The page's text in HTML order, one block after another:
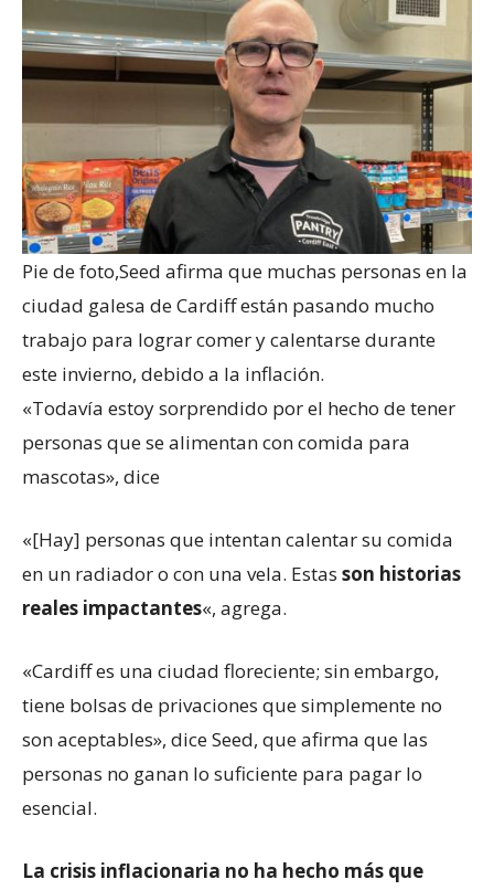
Pie de foto,Seed afirma que muchas personas en la
ciudad galesa de Cardiff están pasando mucho
trabajo para lograr comer y calentarse durante
este invierno, debido a la inflación.
«Todavía estoy sorprendido por el hecho de tener
personas que se alimentan con comida para
mascotas», dice
«[Hay] personas que intentan calentar su comida
en un radiador o con una vela. Estas son historias
reales impactantes«, agrega.
«Cardiff es una ciudad floreciente; sin embargo,
tiene bolsas de privaciones que simplemente no
son aceptables», dice Seed, que afirma que las
personas no ganan lo suficiente para pagar lo
esencial.
La crisis inflacionaria no ha hecho más que